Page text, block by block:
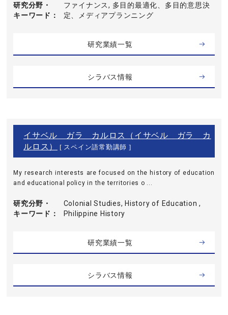
研究分野・
キーワード
ファイナンス, 多目的最適化、多目的意思決
定、メディアプランニング
研究業績一覧
シラバス情報
イサベル ガラ カルロス（イサベル ガラ カ
ルロス）
[ スペイン語常勤講師 ]
My research interests are focused on the history of education
and educational policy in the territories o ...
研究分野・
キーワード
Colonial Studies, History of Education ,
Philippine History
研究業績一覧
シラバス情報